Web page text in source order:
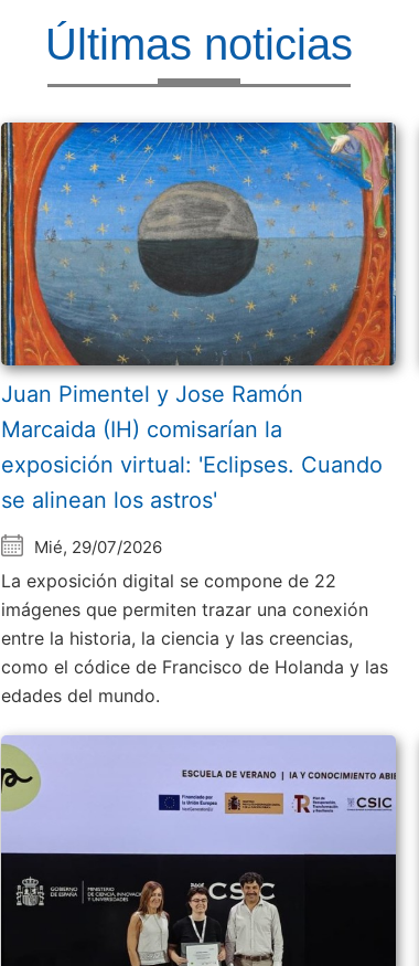
Últimas noticias
Juan Pimentel y Jose Ramón
Marcaida (IH) comisarían la
exposición virtual: 'Eclipses. Cuando
se alinean los astros'
Mié, 29/07/2026
La exposición digital se compone de 22
imágenes que permiten trazar una conexión
entre la historia, la ciencia y las creencias,
como el códice de Francisco de Holanda y las
edades del mundo.